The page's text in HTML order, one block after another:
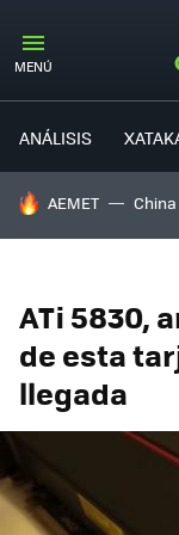
MENÚ
ANÁLISIS
HOY SE HABLA DE
AEMET China
ATi 5830,
de esta
llegada